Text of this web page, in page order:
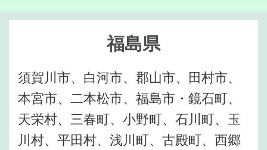
福島県
須賀川市、白河市、郡山市、田村市、
本宮市、二本松市、福島市・鏡石町、
天栄村、三春町、小野町、石川町、玉
川村、平田村、浅川町、古殿町、西郷